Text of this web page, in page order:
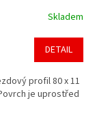
M
A
Skladem
DETAIL
profil 80 x 11
je uprostřed